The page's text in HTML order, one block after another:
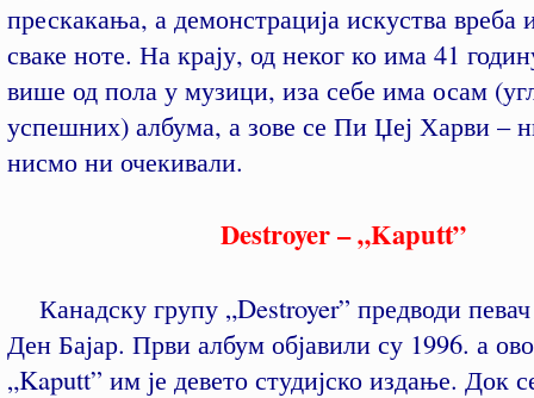
прескакања, а демонстрација искуства вреба
сваке ноте. На крају, од неког ко има 41
више од пола у музици, иза себе има осам
успешних) албума, а зове се Пи Џеј Харви –
нисмо ни очекивали.
Destroyer – „Kaputt”
Канадску групу „Destroyer” предводи
Ден Бајар. Први албум објавили су 1996. а
„Kaputt” им је девето студијско издање. Док